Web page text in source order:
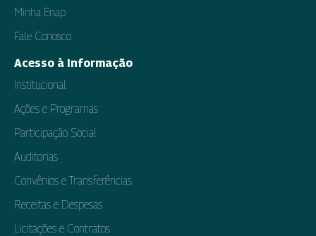
Minha Enap
Fale Conosco
Acesso à Informação
Institucional
Ações e Programas
Participação Social
Auditorias
Convênios e Transferências
Receitas e Despesas
Licitações e Contratos